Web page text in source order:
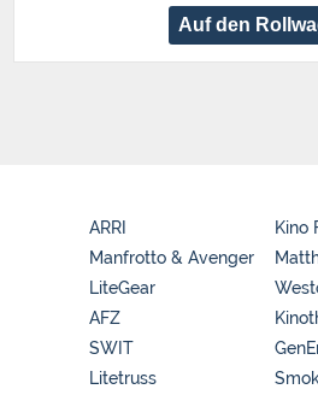
Auf den
ARRI
Manfrotto & Avenger
LiteGear
AFZ
SWIT
Litetruss
Kino